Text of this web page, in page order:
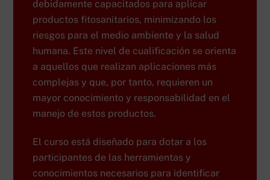
debidamente capacitados para aplicar
productos fitosanitarios, minimizando los
riesgos para el medio ambiente y la salud
humana. Este nivel de cualificación se orienta
a aquellos que realizan aplicaciones más
complejas y que, por tanto, requieren un
mayor conocimiento y responsabilidad en el
manejo de estos productos.
El curso está diseñado para dotar a los
participantes de las herramientas y
conocimientos necesarios para identificar